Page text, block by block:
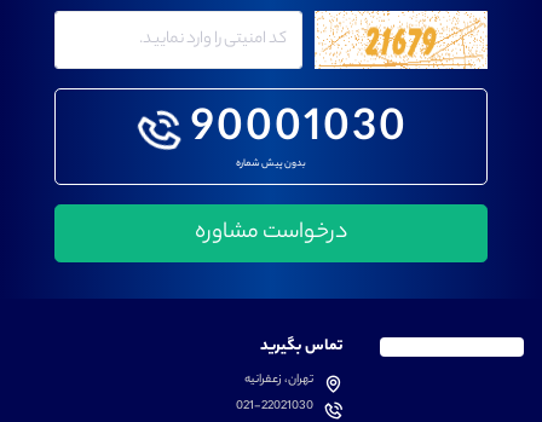
90001030
بدون پیش شماره
تماس بگیرید
تهران، زعفرانیه
021-22021030